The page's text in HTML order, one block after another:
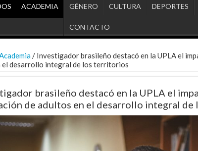
ACADEMIA GÉNERO CULTURA DEPORTES
CONTACTO
Academia / Investigador brasileño destacó en la UPLA el
el desarrollo integral de los territorios
brasileño destacó en la UPLA el
de adultos en el desarrollo integral